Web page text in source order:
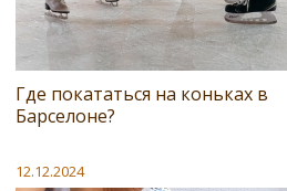
Где покататься на коньках в
Барселоне?
12.12.2024